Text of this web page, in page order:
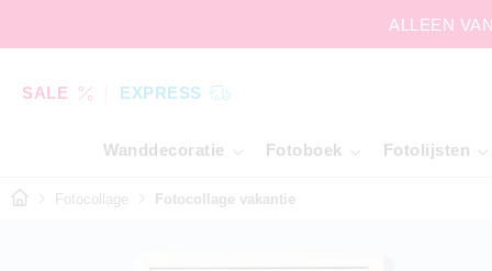
ALLEEN
SALE EXPRESS
Wanddecoratie Fotoboek Fotolijsten
Fotocollage Fotocollage vakantie